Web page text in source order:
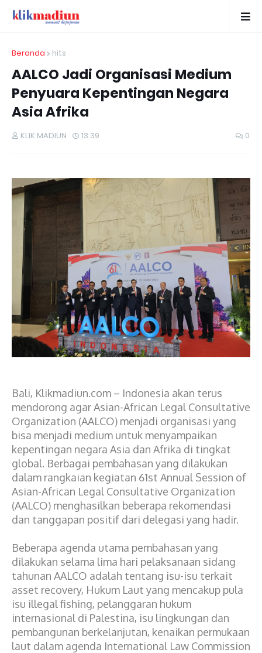
Beranda hits
AALCO Jadi Organisasi Medium
Penyuara Kepentingan Negara
Asia Afrika
KLIK MADIUN 13.39 0
Bali, Klikmadiun.com – Indonesia akan terus
mendorong agar Asian-African Legal Consultative
Organization (AALCO) menjadi organisasi yang
bisa menjadi medium untuk menyampaikan
kepentingan negara Asia dan Afrika di tingkat
global. Berbagai pembahasan yang dilakukan
dalam rangkaian kegiatan 61st Annual Session of
Asian-African Legal Consultative Organization
(AALCO) menghasilkan beberapa rekomendasi
dan tanggapan positif dari delegasi yang hadir.
Beberapa agenda utama pembahasan yang
dilakukan selama lima hari pelaksanaan sidang
tahunan AALCO adalah tentang isu-isu terkait
asset recovery, Hukum Laut yang mencakup pula
isu illegal fishing, pelanggaran hukum
internasional di Palestina, isu lingkungan dan
pembangunan berkelanjutan, kenaikan permukaan
laut dalam agenda International Law Commission